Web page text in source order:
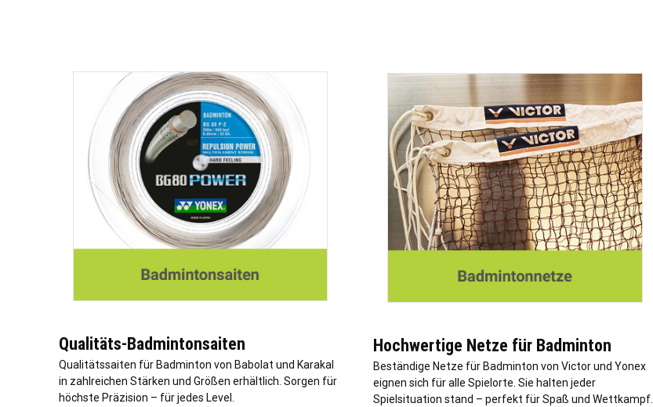
Qualitäts-Badmintonsaiten
Qualitätssaiten für Badminton von Babolat und Karakal
in zahlreichen Stärken und Größen erhältlich. Sorgen für
höchste Präzision – für jedes Level.
Hochwertige Netze für Badminton
Beständige Netze für Badminton von Victor und Yonex
eignen sich für alle Spielorte. Sie halten jeder
Spielsituation stand – perfekt für Spaß und Wettkampf.